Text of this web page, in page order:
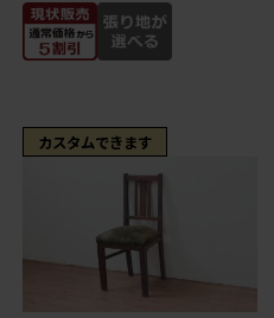
カスタムできます